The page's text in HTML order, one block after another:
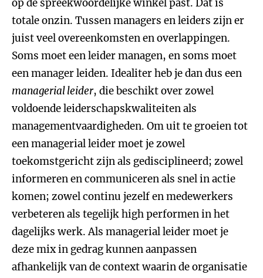
op de spreekwoordelijke winkel past. Dat is
totale onzin. Tussen managers en leiders zijn er
juist veel overeenkomsten en overlappingen.
Soms moet een leider managen, en soms moet
een manager leiden. Idealiter heb je dan dus een
managerial leider, die beschikt over zowel
voldoende leiderschapskwaliteiten als
managementvaardigheden. Om uit te groeien tot
een managerial leider moet je zowel
toekomstgericht zijn als gedisciplineerd; zowel
informeren en communiceren als snel in actie
komen; zowel continu jezelf en medewerkers
verbeteren als tegelijk high performen in het
dagelijks werk. Als managerial leider moet je
deze mix in gedrag kunnen aanpassen
afhankelijk van de context waarin de organisatie